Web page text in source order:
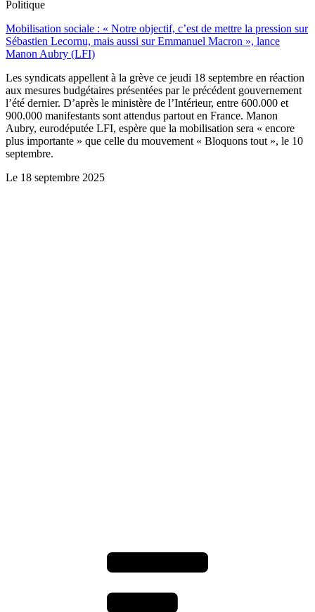
Politique
Mobilisation sociale : « Notre objectif, c’est de mettre la pression sur
Sébastien Lecornu, mais aussi sur Emmanuel Macron », lance
Manon Aubry (LFI)
Les syndicats appellent à la grève ce jeudi 18 septembre en réaction
aux mesures budgétaires présentées par le précédent gouvernement
l’été dernier. D’après le ministère de l’Intérieur, entre 600.000 et
900.000 manifestants sont attendus partout en France. Manon
Aubry, eurodéputée LFI, espère que la mobilisation sera « encore
plus importante » que celle du mouvement « Bloquons tout », le 10
septembre.
Le 18 septembre 2025